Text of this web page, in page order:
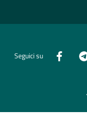
Seguici su